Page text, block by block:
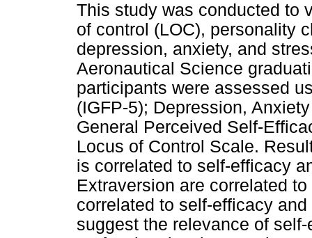
This study was conducted to
of control (LOC), personality
depression, anxiety, and
Aeronautical Science
participants were assessed
(IGFP-5); Depression,
General Perceived Self-
Locus of Control Scale.
is correlated to self-efficacy
Extraversion are correlated
correlated to self-efficacy
suggest the relevance of